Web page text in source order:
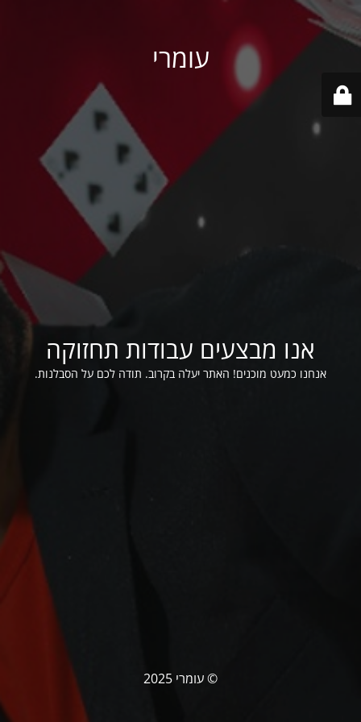
עומרי
אנו מבצעים עבודות תחזוקה
אנחנו כמעט מוכנים! האתר יעלה בקרוב. תודה לכם על הסבלנות.
© עומרי 2025